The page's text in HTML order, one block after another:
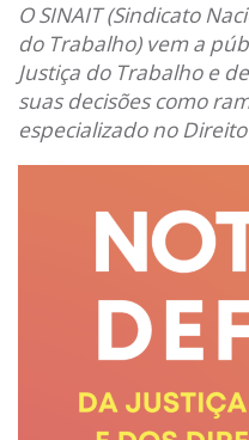
O SINAIT (Sindicato
do Trabalho) vem a
Justiça do Trabalho e
suas decisões como
especializado no